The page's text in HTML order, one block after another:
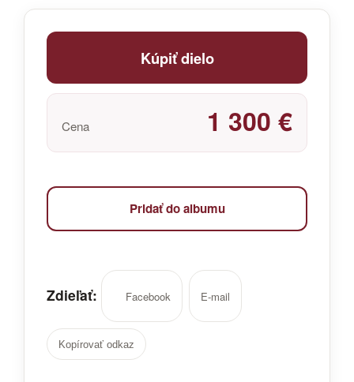
Kúpiť dielo
Cena 1 300 €
Pridať do albumu
Zdieľať: Facebook E-mail
Kopírovať odkaz